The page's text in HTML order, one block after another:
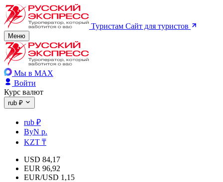
Туристам Сайт для туристов
Меню
Мы в MAX
Войти
Курс валют
rub ₽
rub ₽
ByN р.
KZT ₸
USD 84,17
EUR 96,92
EUR/USD 1,15